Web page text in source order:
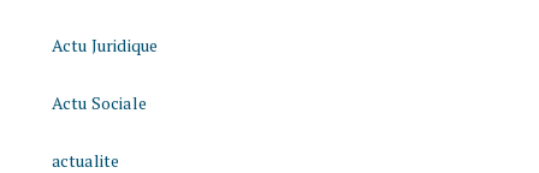
Actu Juridique
Actu Sociale
actualite